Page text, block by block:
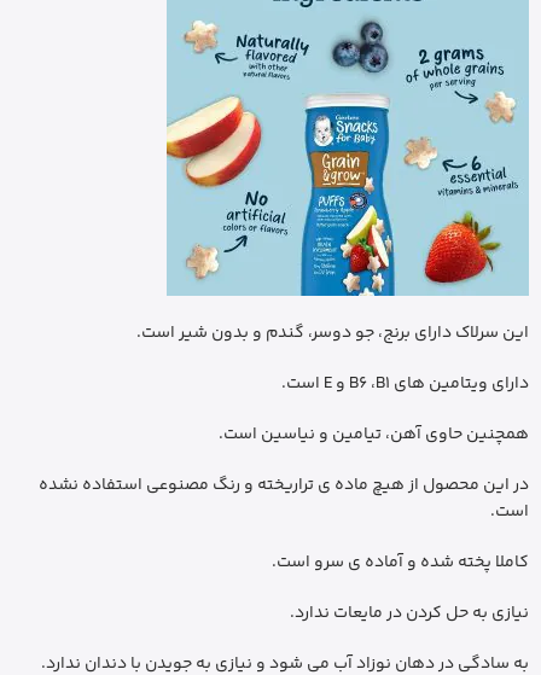
این سرلاک دارای برنج، جو دوسر، گندم و بدون شیر است.
دارای ویتامین های B6 ،B1 و E است.
همچنین حاوی آهن، تیامین و نیاسین است.
در این محصول از هیچ ماده ی تراریخته و رنگ مصنوعی استفاده نشده
است.
کاملا پخته شده و آماده ی سرو است.
نیازی به حل کردن در مایعات ندارد.
به سادگی در دهان نوزاد آب می شود و نیازی به جویدن با دندان ندارد.